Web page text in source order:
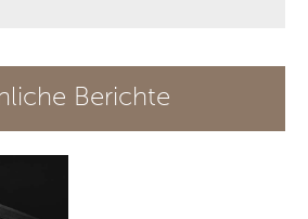
Berichte